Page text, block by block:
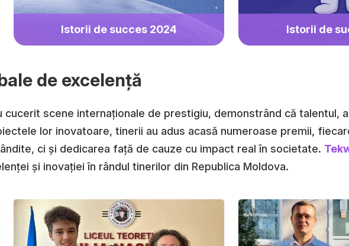
Istorii de succes 2024 Istorii de
de excelență
scene internaționale de prestigiu, demonstrând că talentul,
lor inovatoare, tinerii au adus acasă numeroase premii,
ci și dedicarea față de cauze cu impact real în societate.
și inovației în rândul tinerilor din Republica Moldova.